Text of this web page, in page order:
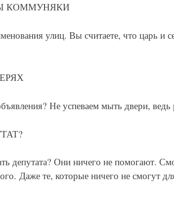
КОММУНЯКИ
улиц. Вы считаете, что царь
Не успеваем мыть двери, ведь
депутата? Они ничего не помогают.
Даже те, которые ничего не смогут